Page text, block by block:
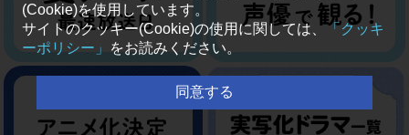
(Cookie)を使用しています。
サイトのクッキー(Cookie)の使用に関しては、「クッキ
ーポリシー」
をお読みください。
同意する